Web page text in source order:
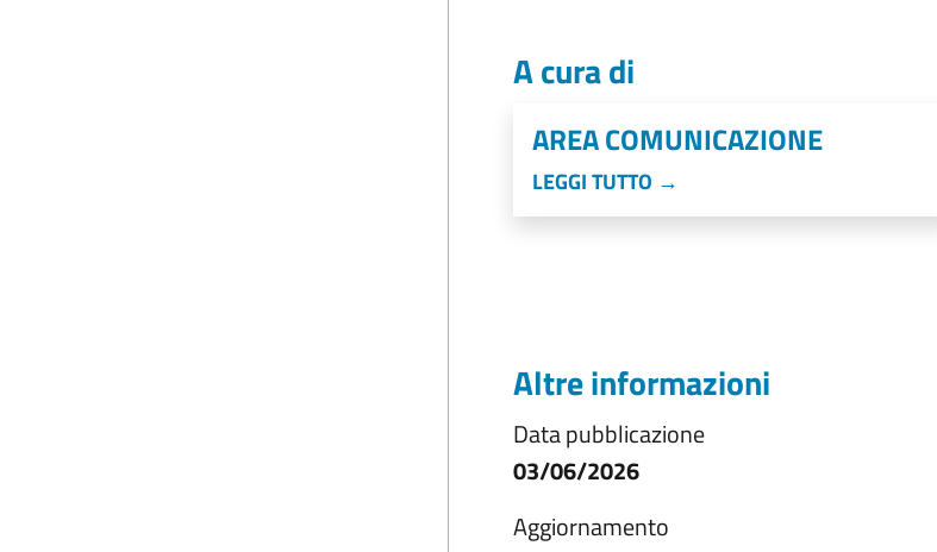
A cura di
AREA COMUNICAZIONE
LEGGI TUTTO →
Altre informazioni
Data pubblicazione
03/06/2026
Aggiornamento